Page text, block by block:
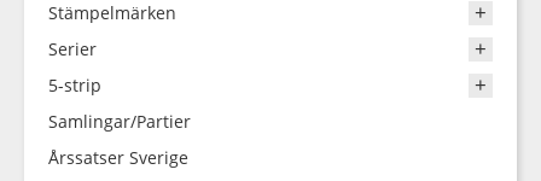
Stämpelmärken
Serier
5-strip
Samlingar/Partier
Årssatser Sverige